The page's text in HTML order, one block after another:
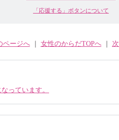
「応援する」ボタンについて
ページへ｜ 女性のからだTOPへ｜
っています。